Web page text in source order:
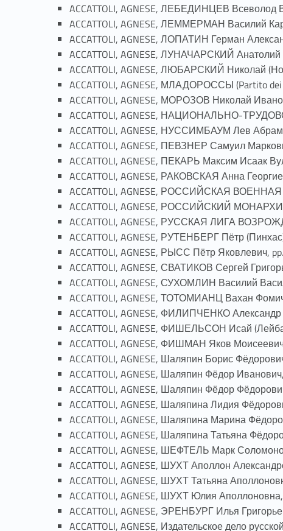
ACCATTOLI, AGNESE, ЛЕБЕДИНЦЕВ Всеволод
ACCATTOLI, AGNESE, ЛЕММЕРМАН Василий
ACCATTOLI, AGNESE, ЛОПАТИН Герман
ACCATTOLI, AGNESE, ЛУНАЧАРСКИЙ
ACCATTOLI, AGNESE, ЛЮБАРСКИЙ Николай
ACCATTOLI, AGNESE, МЛАДОРОССЫ (Partito dei
ACCATTOLI, AGNESE, МОРОЗОВ Николай
ACCATTOLI, AGNESE, НАЦИОНАЛЬНО-
ACCATTOLI, AGNESE, НУССИМБАУМ Лев
ACCATTOLI, AGNESE, ПЕВЗНЕР Самуил
ACCATTOLI, AGNESE, ПЕКАРЬ Максим Исаак
ACCATTOLI, AGNESE, РАКОВСКАЯ Анна
ACCATTOLI, AGNESE, РОССИЙСКАЯ
ACCATTOLI, AGNESE, РОССИЙСКИЙ
ACCATTOLI, AGNESE, РУССКАЯ ЛИГА
ACCATTOLI, AGNESE, РУТЕНБЕРГ Пётр
ACCATTOLI, AGNESE, РЫСС Пётр Яковлевич,
ACCATTOLI, AGNESE, СВАТИКОВ Сергей
ACCATTOLI, AGNESE, СУХОМЛИН Василий
ACCATTOLI, AGNESE, ТОТОМИАНЦ Вахан
ACCATTOLI, AGNESE, ФИЛИПЧЕНКО
ACCATTOLI, AGNESE, ФИШЕЛЬСОН Исай
ACCATTOLI, AGNESE, ФИШМАН Яков
ACCATTOLI, AGNESE, Шаляпин Борис
ACCATTOLI, AGNESE, Шаляпин Фёдор
ACCATTOLI, AGNESE, Шаляпин Фёдор
ACCATTOLI, AGNESE, Шаляпина Лидия
ACCATTOLI, AGNESE, Шаляпина Марина
ACCATTOLI, AGNESE, Шаляпина Татьяна
ACCATTOLI, AGNESE, ШЕФТЕЛЬ Марк
ACCATTOLI, AGNESE, ШУХТ Аполлон
ACCATTOLI, AGNESE, ШУХТ Татьяна
ACCATTOLI, AGNESE, ШУХТ Юлия
ACCATTOLI, AGNESE, ЭРЕНБУРГ Илья
ACCATTOLI, AGNESE, Издательское дело